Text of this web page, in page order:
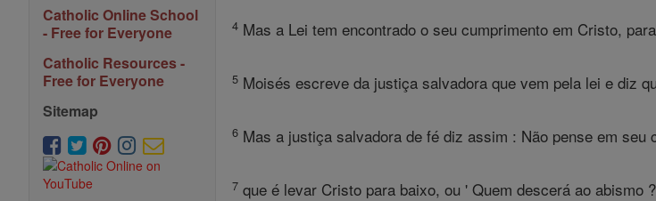
Catholic Online School
- Free for Everyone
Catholic Resources -
Free for Everyone
Sitemap
4 Mas a Lei tem encontrado o seu cumprimento em Cristo,
5 Moisés escreve da justiça salvadora que vem pela lei e diz
6 Mas a justiça salvadora de fé diz assim : Não pense em seu
7 que é levar Cristo para baixo, ou ' Quem descerá ao